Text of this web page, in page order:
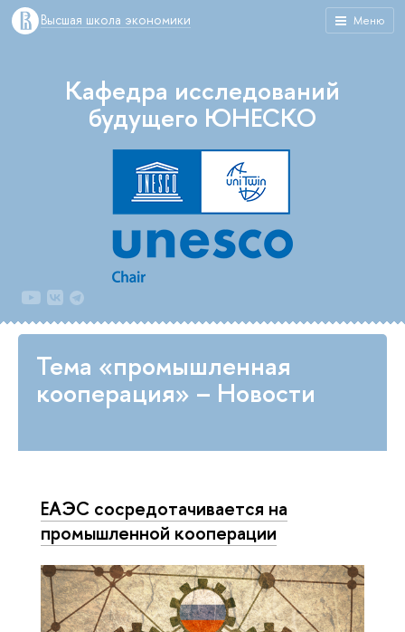
Меню
Высшая школа экономики
Кафедра исследований
будущего ЮНЕСКО
Тема «промышленная
кооперация» – Новости
ЕАЭС сосредотачивается на
промышленной кооперации